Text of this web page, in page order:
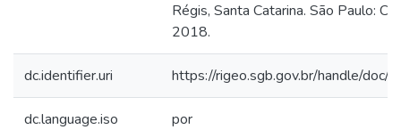
Régis, Santa Catarina. São Paulo:
2018.
dc.identifier.uri https://rigeo.sgb.gov.br/handle/doc/
dc.language.iso por